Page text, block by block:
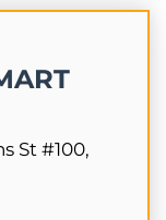
St #100,